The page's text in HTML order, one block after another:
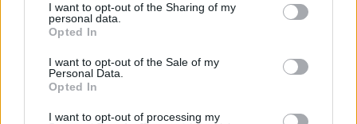
I want to opt-out of the Sharing of my
personal data.
Opted In
I want to opt-out of the Sale of my
Personal Data.
Opted In
I want to opt-out of processing my